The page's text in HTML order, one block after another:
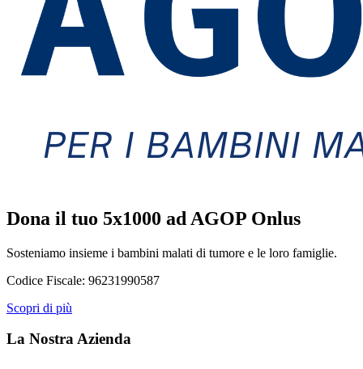
Dona il tuo 5x1000 ad AGOP Onlus
Sosteniamo insieme i bambini malati di tumore e le loro famiglie.
Codice Fiscale: 96231990587
Scopri di più
La Nostra Azienda